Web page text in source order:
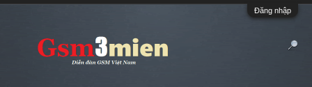
Đăng nhập